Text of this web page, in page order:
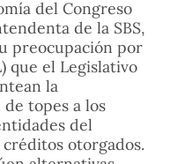
del Congreso
de la SBS,
preocupación por
que el Legislativo
la
topes a los
del
otorgados.